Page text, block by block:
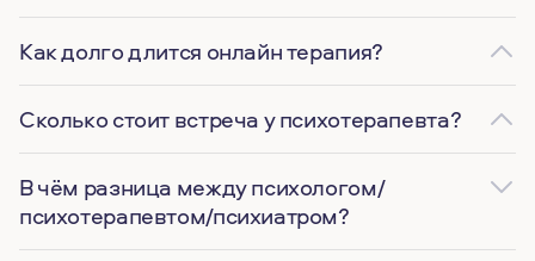
Как долго длится онлайн терапия?
Сколько стоит встреча у психотерапевта?
В чём разница между психологом/
психотерапевтом/психиатром?